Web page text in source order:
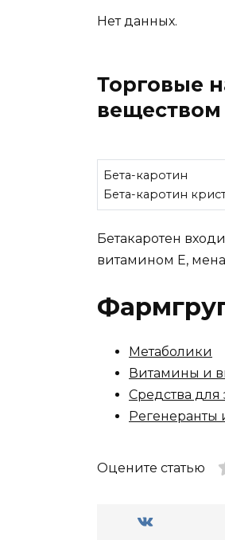
Нет данных.
Торговые
веществом
Бета-каротин
Бета-каротин
Бетакаротен
витамином Е,
Метаболики
Витамины и
Средства для
Регенеранты
Оцените статью